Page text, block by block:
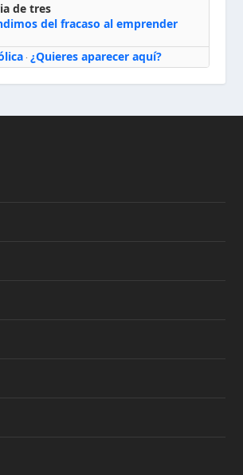
de tres
del fracaso al emprender
· ¿Quieres aparecer aquí?